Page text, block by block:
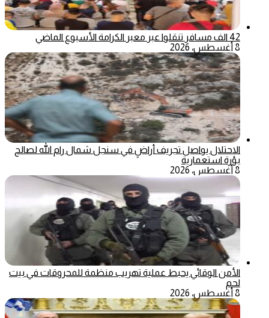
42 الف مسافر تنقلوا عبر معبر الكرامة الأسبوع الماضي
8 أغسطس، 2026
الاحتلال يواصل تجريف أراضٍ في سنجل شمال رام الله لصالح
بؤرة استعمارية
8 أغسطس، 2026
الأمن الوقائي يحبط عملية تهريب منظمة للمحروقات في بيت
لحم
8 أغسطس، 2026